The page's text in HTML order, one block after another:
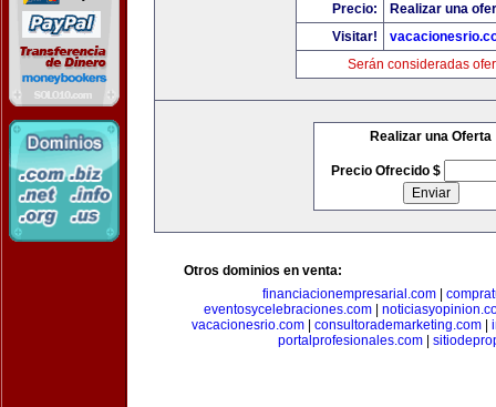
Precio:
Realizar una
Visitar!
Serán consideradas
Realizar una Oferta
Precio Ofrecido $
Otros dominios en venta:
financiacionempresarial.com|
eventosycelebraciones.com|
vacacionesrio.com
consultorademarketing.com
portalprofesionales.com|